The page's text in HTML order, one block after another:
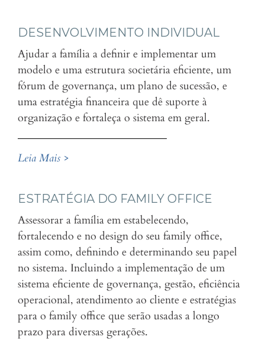
DESENVOLVIMENTO INDIVIDUAL
Ajudar a família a definir e implementar um
modelo e uma estrutura societária eficiente, um
fórum de governança, um plano de sucessão, e
uma estratégia financeira que dê suporte à
organização e fortaleça o sistema em geral.
Leia Mais >
ESTRATÉGIA DO FAMILY OFFICE
Assessorar a família em estabelecendo,
fortalecendo e no design do seu family office,
assim como, definindo e determinando seu papel
no sistema. Incluindo a implementação de um
sistema eficiente de governança, gestão, eficiência
operacional, atendimento ao cliente e estratégias
para o family office que serão usadas a longo
prazo para diversas gerações.